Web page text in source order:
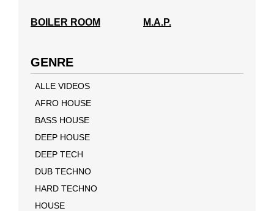
BOILER ROOM M.A.P.
GENRE
ALLE VIDEOS
AFRO HOUSE
BASS HOUSE
DEEP HOUSE
DEEP TECH
DUB TECHNO
HARD TECHNO
HOUSE